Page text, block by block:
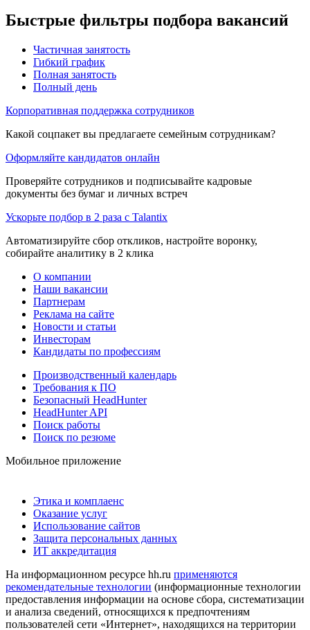
Быстрые фильтры подбора вакансий
Частичная занятость
Гибкий график
Полная занятость
Полный день
Корпоративная поддержка сотрудников
Какой соцпакет вы предлагаете семейным сотрудникам?
Оформляйте кандидатов онлайн
Проверяйте сотрудников и подписывайте кадровые
документы без бумаг и личных встреч
Ускорьте подбор в 2 раза с Talantix
Автоматизируйте сбор откликов, настройте воронку,
собирайте аналитику в 2 клика
О компании
Наши вакансии
Партнерам
Реклама на сайте
Новости и статьи
Инвесторам
Кандидаты по профессиям
Производственный календарь
Требования к ПО
Безопасный HeadHunter
HeadHunter API
Поиск работы
Поиск по резюме
Мобильное приложение
Этика и комплаенс
Оказание услуг
Использование сайтов
Защита персональных данных
ИТ аккредитация
На информационном ресурсе hh.ru применяются
рекомендательные технологии (информационные технологии
предоставления информации на основе сбора, систематизации
и анализа сведений, относящихся к предпочтениям
пользователей сети «Интернет», находящихся на территории